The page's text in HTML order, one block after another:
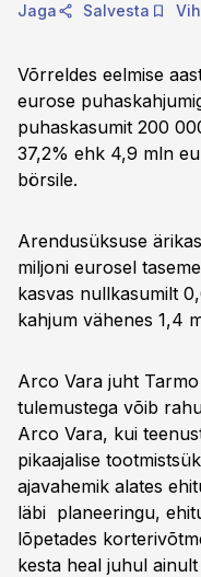
Jaga Salvesta
Võrreldes eelmise
eurose
puhaskasumit 200
37,2% ehk 4,9 mln
börsile.
Arendusüksuse
miljoni eurosel
kasvas nullkasumilt
kahjum vähenes 1,4
Arco Vara juht
tulemustega võib
Arco Vara, kui
pikaajalise
ajavahemik alates
läbi planeeringu,
lõpetades
kesta heal juhul